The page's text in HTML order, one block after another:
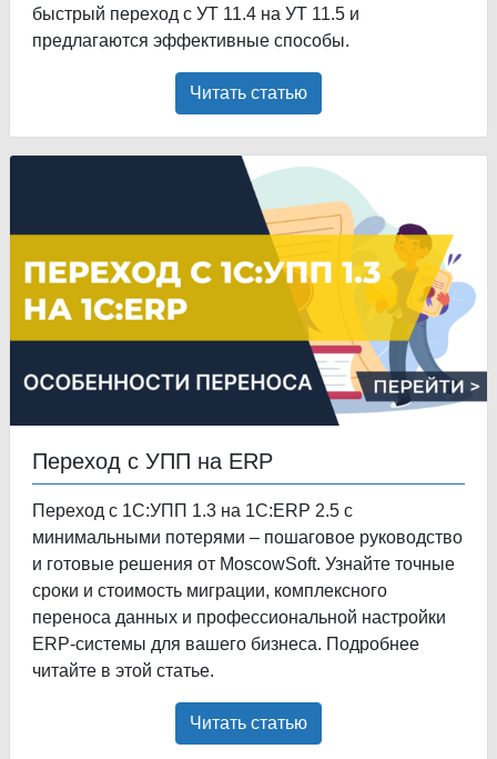
быстрый переход с УТ 11.4 на УТ 11.5 и
предлагаются эффективные способы.
Читать статью
Переход с УПП на ERP
Переход с 1С:УПП 1.3 на 1С:ERP 2.5 с
минимальными потерями – пошаговое руководство
и готовые решения от MoscowSoft. Узнайте точные
сроки и стоимость миграции, комплексного
переноса данных и профессиональной настройки
ERP-системы для вашего бизнеса. Подробнее
читайте в этой статье.
Читать статью